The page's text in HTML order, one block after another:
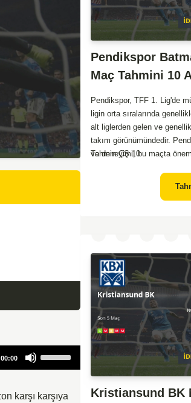
00:00
keys
karşı karşıya
Pendikspor
Maç Tahmini 10
Pendikspor, TFF 1. Lig'de
ligin orta sıralarında
alt liglerden gelen ve
takım görünümündedir.
ve deneyimi, bu maçta
dikkat çekiyor. Bu
elinde tutma olasılığı daha
Tahmin ÇŞ 10
Kristiansund BK